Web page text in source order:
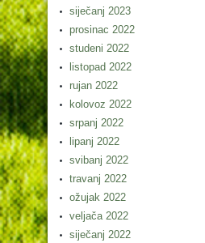
siječanj 2023
prosinac 2022
studeni 2022
listopad 2022
rujan 2022
kolovoz 2022
srpanj 2022
lipanj 2022
svibanj 2022
travanj 2022
ožujak 2022
veljača 2022
siječanj 2022